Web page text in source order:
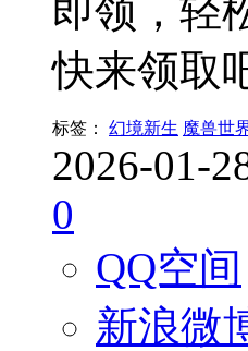
即领，轻
快来领取
标签： 幻境新生 魔兽世
2026-01-
0
QQ空间
新浪微